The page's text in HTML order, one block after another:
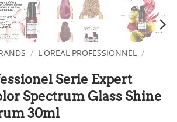
/ L'OREAL PROFESSIONNEL /
Serie Expert
Spectrum Glass Shine
30ml